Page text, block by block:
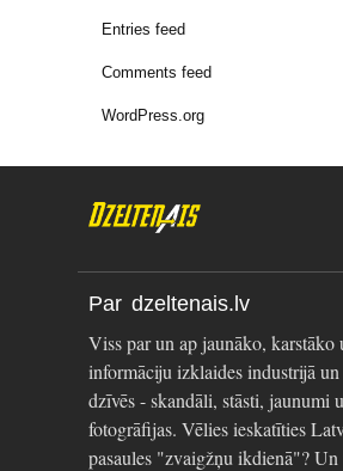
Entries feed
Comments feed
WordPress.org
Par dzeltenais.lv
Viss par un ap jaunāko, karstāko
informāciju izklaides industrijā un
dzīvēs - skandāli, stāsti, jaunumi
fotogrāfijas. Vēlies ieskatīties
pasaules "zvaigžņu ikdienā"?